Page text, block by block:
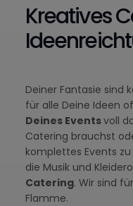
Kreatives
Deiner Fantasie sind
für alle Deine Ideen
Deines Eventsvoll
Catering brauchst
komplettes Events
die Musik und
Catering. Wir sind
Flamme.